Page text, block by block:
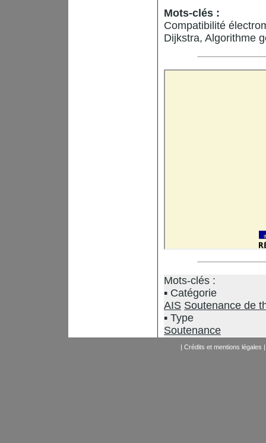
Mots-clés :
Compatibilité
Dijkstra, Algorithme
Mots-clés :
Catégorie
AIS Soutenance de
Type
Soutenance
| Crédits et mentions légales